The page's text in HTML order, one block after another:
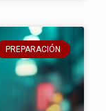
PREPARACIÓN